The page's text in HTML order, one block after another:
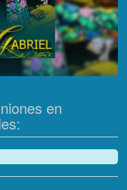
en